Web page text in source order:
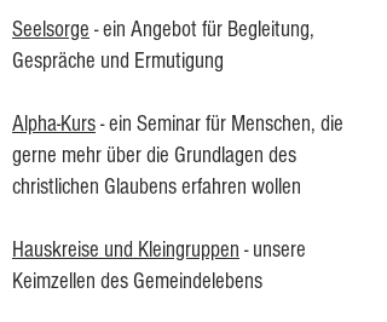
Seelsorge - ein Angebot für Begleitung,
Gespräche und Ermutigung
Alpha-Kurs- ein Seminar für Menschen, die
gerne mehr über die Grundlagen des
christlichen Glaubens erfahren wollen
Hauskreise und Kleingruppen - unsere
Keimzellen des Gemeindelebens